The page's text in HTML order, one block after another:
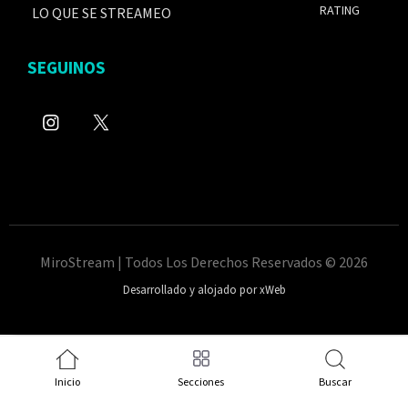
LO QUE SE STREAMEO
RATING
SEGUINOS
MiroStream | Todos Los Derechos Reservados © 2026
Desarrollado y alojado por xWeb
Inicio Secciones Buscar